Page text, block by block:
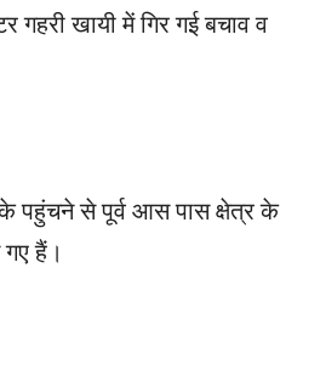
खायी में गिर गई बचाव व
पहुंचने से पूर्व आस पास क्षेत्र के
हैं।